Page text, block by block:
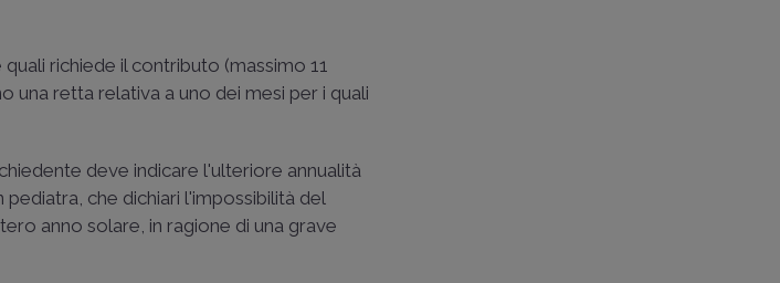
richiede il contributo (massimo 11
una retta relativa a uno dei mesi per i quali
deve indicare l'ulteriore annualità
che dichiari l'impossibilità del
anno solare, in ragione di una grave